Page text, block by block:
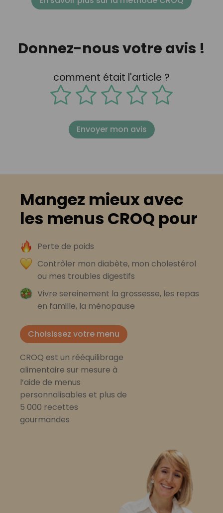
Donnez-nous votre avis !
comment était l'article ?
Envoyer mon avis
Mangez mieux avec
les menus CROQ pour
Perte de poids
Contrôler mon diabète, mon cholestérol
ou mes troubles digestifs
Vivre sereinement la grossesse, les repas
en famille, la ménopause
Choisissez votre menu
CROQ est un rééquilibrage
alimentaire sur mesure à
l’aide de menus
personnalisables et plus de
5 000 recettes
gourmandes